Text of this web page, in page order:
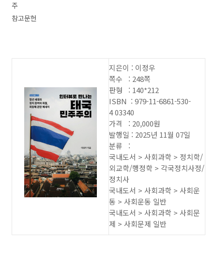
주
참고문헌
지은이 : 이정우
쪽수 : 248쪽
판형 : 140*212
ISBN : 979-11-6861-530-
4 03340
가격 : 20,000원
발행일 : 2025년 11월 07일
분류 :
국내도서 > 사회과학 > 정치학/
외교학/행정학 > 각국정치사정/
정치사
국내도서 > 사회과학 > 사회운
동 > 사회운동 일반
국내도서 > 사회과학 > 사회문
제 > 사회문제 일반